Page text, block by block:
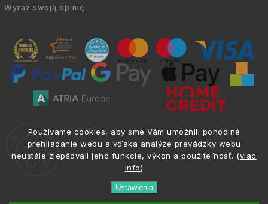
Používame cookies, aby sme Vám umožnili pohodlné
prehliadanie webu a vďaka analýze prevádzky webu
neustále zlepšovali jeho funkcie, výkon a použiteľnosť. (viac
info)
Ustawienia
Wyraź swoją opinię
prawa zastrzeżone.